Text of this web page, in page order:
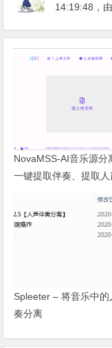
14:19:48 ，由
NovaMSS-AI音乐源分
一键提取伴奏、提取
Spleeter – 将音乐中的
奏分离